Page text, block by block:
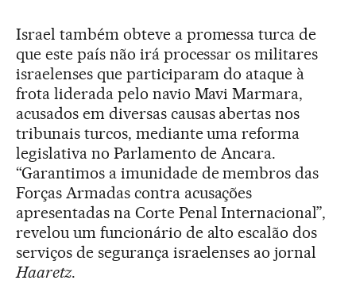
Israel também obteve a promessa turca de
que este país não irá processar os militares
israelenses que participaram do ataque à
frota liderada pelo navio Mavi Marmara,
acusados em diversas causas abertas nos
tribunais turcos, mediante uma reforma
legislativa no Parlamento de Ancara.
“Garantimos a imunidade de membros das
Forças Armadas contra acusações
apresentadas na Corte Penal Internacional”,
revelou um funcionário de alto escalão dos
serviços de segurança israelenses ao jornal
Haaretz.